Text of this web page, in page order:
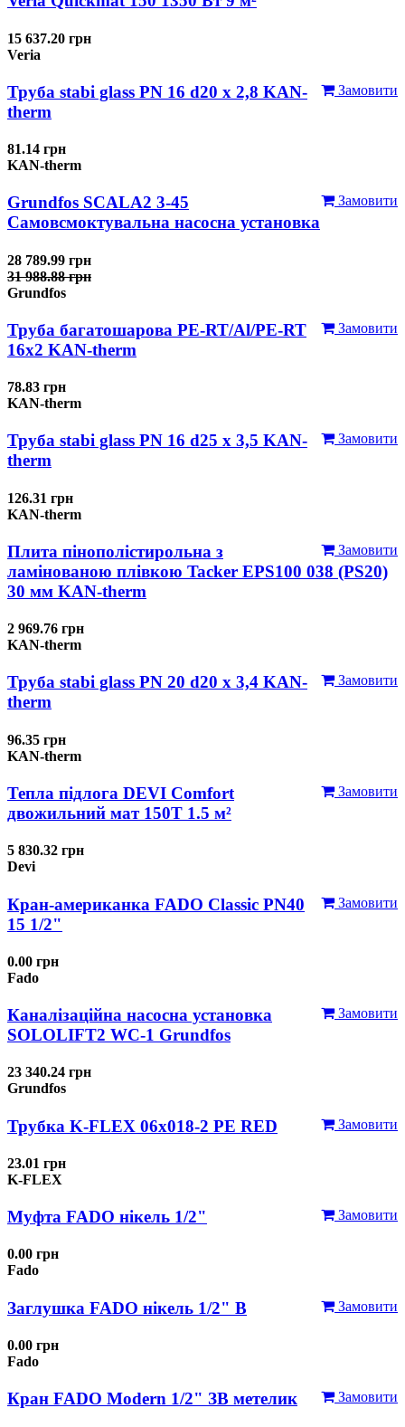
15 637.20 грн
Veria
Замовити
Труба stabi glass PN 16 d20 х 2,8 KAN-
therm
81.14 грн
KAN-therm
Замовити
Grundfos SCALA2 3-45
Самовсмоктувальна насосна установка
28 789.99 грн
31 988.88 грн
Grundfos
Замовити
Труба багатошарова PE-RT/Al/PE-RT
16x2 KAN-therm
78.83 грн
KAN-therm
Замовити
Труба stabi glass PN 16 d25 х 3,5 KAN-
therm
126.31 грн
KAN-therm
Замовити
Плита пінополістирольна з
ламінованою плівкою Tacker EPS100 038 (PS20)
30 мм KAN-therm
2 969.76 грн
KAN-therm
Замовити
Труба stabi glass PN 20 d20 х 3,4 KAN-
therm
96.35 грн
KAN-therm
Замовити
Тепла підлога DEVI Comfort
двожильний мат 150T 1.5 м²
5 830.32 грн
Devi
Замовити
Кран-американка FADO Classic PN40
15 1/2"
0.00 грн
Fado
Замовити
Каналізаційна насосна установка
SOLOLIFT2 WC-1 Grundfos
23 340.24 грн
Grundfos
Замовити
Трубка K-FLEX 06x018-2 РЕ RED
23.01 грн
K-FLEX
Замовити
Муфта FADO нікель 1/2"
0.00 грн
Fado
Замовити
Заглушка FADO нікель 1/2" В
0.00 грн
Fado
Замовити
Кран FADO Modern 1/2" ЗВ метелик